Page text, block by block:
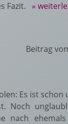
Fazit. »
Beitrag
Es ist schon
Noch
nach ehemals